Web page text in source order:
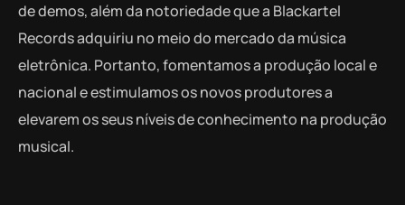
de demos, além da notoriedade que a Blackartel
Records adquiriu no meio do mercado da música
eletrônica. Portanto, fomentamos a produção local e
nacional e estimulamos os novos produtores a
elevarem os seus níveis de conhecimento na produção
musical.